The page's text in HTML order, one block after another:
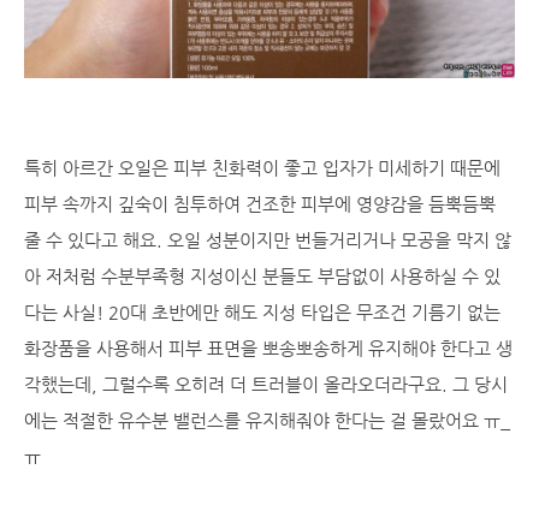
특히 아르간 오일은 피부 친화력이 좋고 입자가 미세하기 때문에
피부 속까지 깊숙이 침투하여 건조한 피부에 영양감을 듬뿍듬뿍
줄 수 있다고 해요. 오일 성분이지만 번들거리거나 모공을 막지 않
아 저처럼 수분부족형 지성이신 분들도 부담없이 사용하실 수 있
다는 사실! 20대 초반에만 해도 지성 타입은 무조건 기름기 없는
화장품을 사용해서 피부 표면을 뽀송뽀송하게 유지해야 한다고 생
각했는데, 그럴수록 오히려 더 트러블이 올라오더라구요. 그 당시
에는 적절한 유수분 밸런스를 유지해줘야 한다는 걸 몰랐어요 ㅠ_
ㅠ